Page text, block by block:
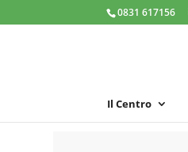
0831 617156
Il Centro